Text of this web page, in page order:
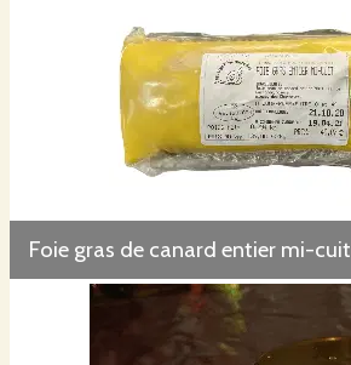
Foie gras de canard entier mi-cuit